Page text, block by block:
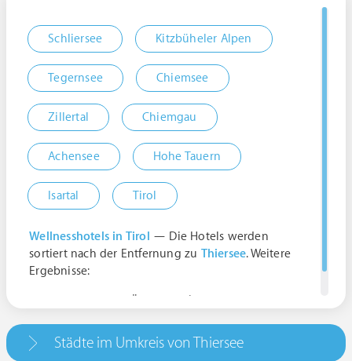
Schliersee Kitzbüheler Alpen
Tegernsee Chiemsee
Zillertal Chiemgau
Achensee Hohe Tauern
Isartal Tirol
Wellnesshotels in Tirol — Die Hotels werden
sortiert nach der Entfernung zu Thiersee. Weitere
Ergebnisse:
Städte im Umkreis von Thiersee